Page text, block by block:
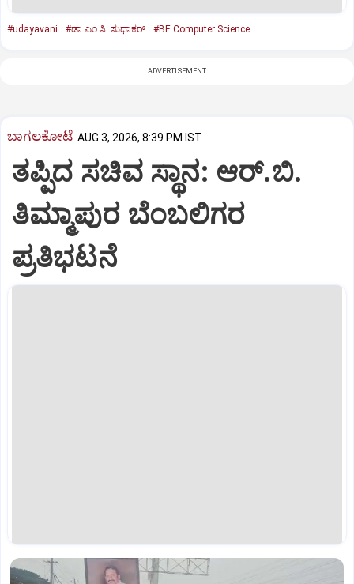
#udayavani #ಡಾ.ಎಂ.ಸಿ. ಸುಧಾಕರ್ #BE Computer Science
ADVERTISEMENT
ಬಾಗಲಕೋಟೆ AUG 3, 2026, 8:39 PM IST
ತಪ್ಪಿದ ಸಚಿವ ಸ್ಥಾನ: ಆರ್.ಬಿ.
ತಿಮ್ಮಾಪುರ ಬೆಂಬಲಿಗರ
ಪ್ರತಿಭಟನೆ